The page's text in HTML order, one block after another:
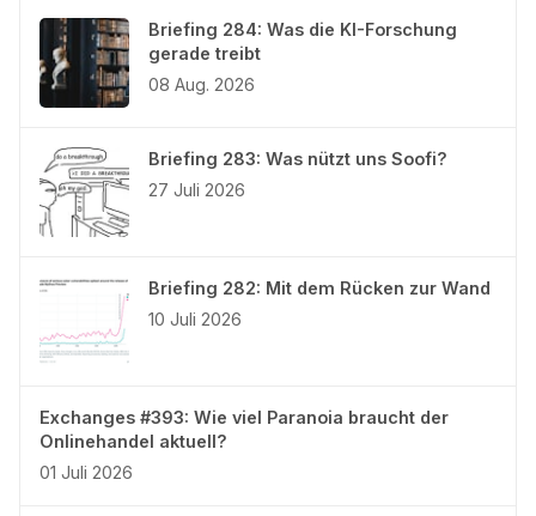
Briefing 284: Was die KI-Forschung
gerade treibt
08 Aug. 2026
Briefing 283: Was nützt uns Soofi?
27 Juli 2026
Briefing 282: Mit dem Rücken zur Wand
10 Juli 2026
Exchanges #393: Wie viel Paranoia braucht der
Onlinehandel aktuell?
01 Juli 2026